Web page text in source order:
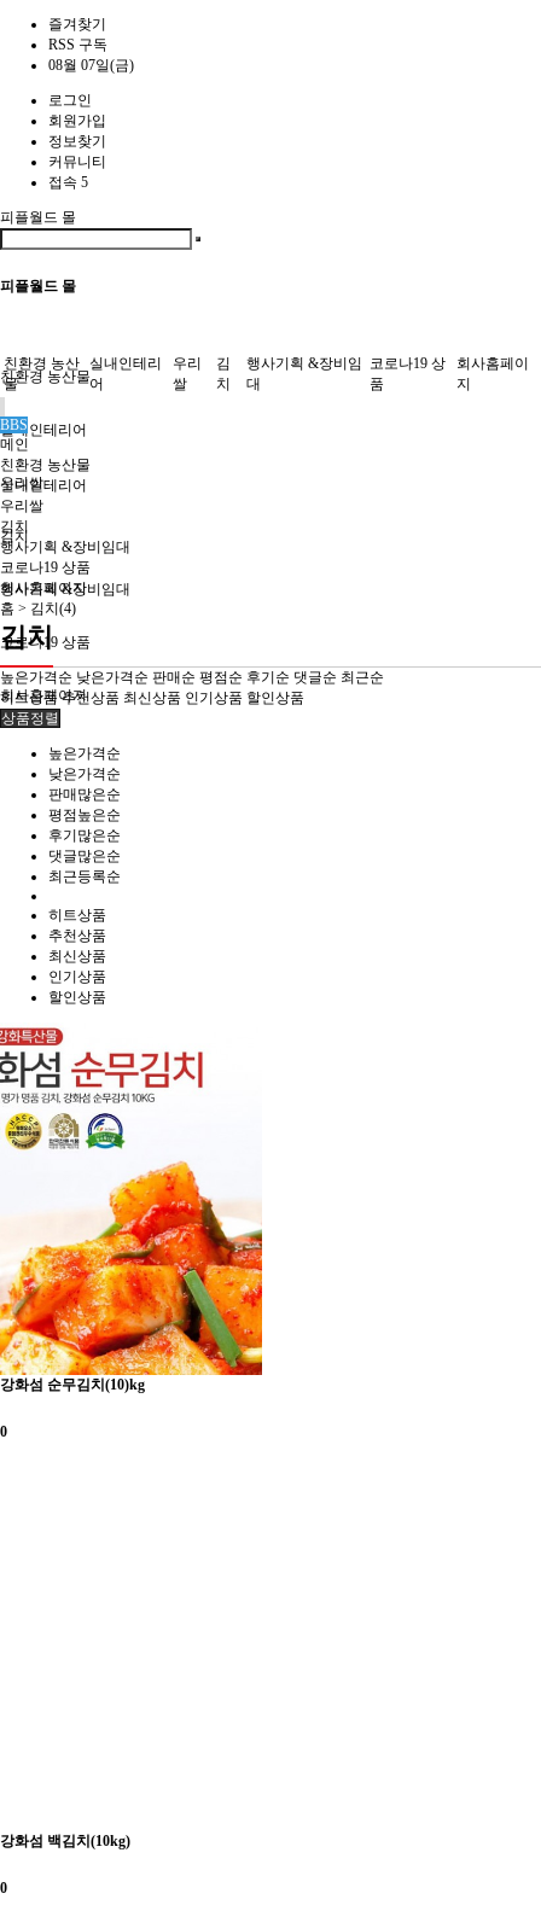
즐겨찾기
RSS 구독
08월 07일(금)
로그인
회원가입
정보찾기
커뮤니티
접속 5
피플월드 몰
피플월드 몰
친환경 농산물
실내인테리어
우리쌀
김치
행사기획 &장비임대
코로나19 상품
회사홈페이지
친환경 농산
물
실내인테리
어
우리
쌀
김
치
행사기획 &장비임
대
코로나19 상
품
회사홈페이
지
BBS
메인
친환경 농산물
실내인테리어
우리쌀
김치
행사기획 &장비임대
코로나19 상품
회사홈페이지
홈 > 김치(4)
김치
높은가격순 낮은가격순 판매순 평점순 후기순 댓글순 최근순
히트상품 추천상품 최신상품 인기상품 할인상품
상품정렬
높은가격순
낮은가격순
판매많은순
평점높은순
후기많은순
댓글많은순
최근등록순
히트상품
추천상품
최신상품
인기상품
할인상품
강화섬 순무김치(10)kg
0
강화섬 백김치(10kg)
0